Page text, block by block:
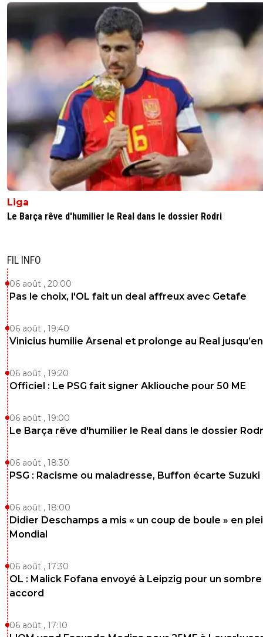
Liga
Le Barça rêve d'humilier le Real dans le dossier Rodri
FIL INFO
06 août , 20:00
Pas le choix, l'OL fait un deal affreux avec Getafe
06 août , 19:40
Vinicius humilie Arsenal et prolonge au Real
06 août , 19:20
Officiel : Le PSG fait signer Akliouche pour 50 ME
06 août , 19:00
Le Barça rêve d'humilier le Real dans le dossier
06 août , 18:30
PSG : Racisme ou maladresse, Buffon écarte Suzuki
06 août , 18:00
Didier Deschamps a mis « un coup de boule » en
Mondial
06 août , 17:30
OL : Malick Fofana envoyé à Leipzig pour un sombre
accord
06 août , 17:10